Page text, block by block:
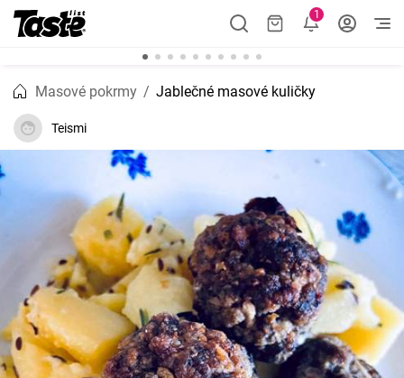
1
Masové pokrmy Jablečné masové kuličky
Teismi